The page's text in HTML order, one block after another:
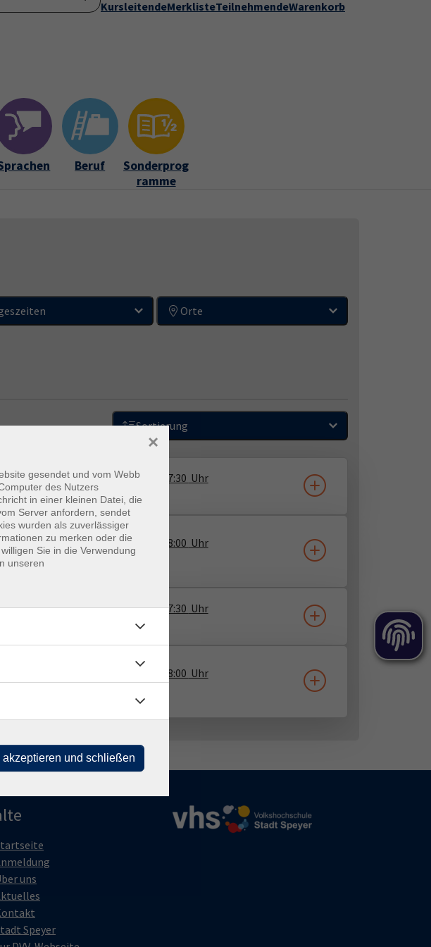
uns Aktuelles Kontakt Stadt Speyer zur DVV-Webseite
KursleitendeMerklisteTeilnehmendeWarenkorb
Beruf
Sonderprog
ramme
Orte
Sortierung
Fr .18.09.2026 07:30 Uhr
Villa Ecarius
Fr .25.09.2026 08:00 Uhr
Villa Ecarius
Fr .13.11.202607:30 Uhr
Villa Ecarius
08:00 Uhr
uns
Speyer
gesendet und vom Webb
des Nutzers
in einer kleinen Datei, die
Server anfordern, sendet
wurden als zuverlässiger
zu merken oder die
Sie in die Verwendung
unseren
×
und schließen